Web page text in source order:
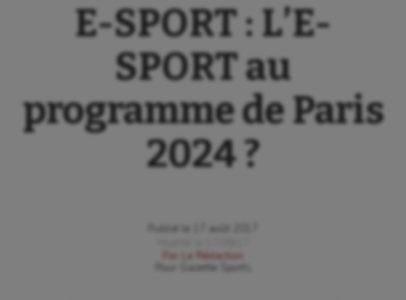
E-SPORT : L’E-
SPORT au
programme de Paris
2024 ?
Publié le
17 août 2017
Par
La Rédaction
Gazette Sports